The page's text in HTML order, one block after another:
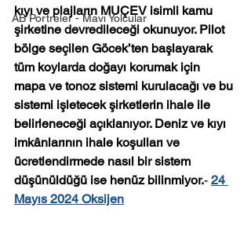
AB Portreler - Mavi Yolcular
kıyı ve plajların MUÇEV isimli kamu
şirketine devredileceği okunuyor. Pilot
bölge seçilen Göcek’ten başlayarak
tüm koylarda doğayı korumak için
mapa ve tonoz sistemi kurulacağı ve bu
sistemi işletecek şirketlerin ihale ile
belirleneceği açıklanıyor. Deniz ve kıyı
imkânlarının ihale koşulları ve
ücretlendirmede nasıl bir sistem
düşünüldüğü ise henüz bilinmiyor.- 24
Mayıs 2024 Oksijen